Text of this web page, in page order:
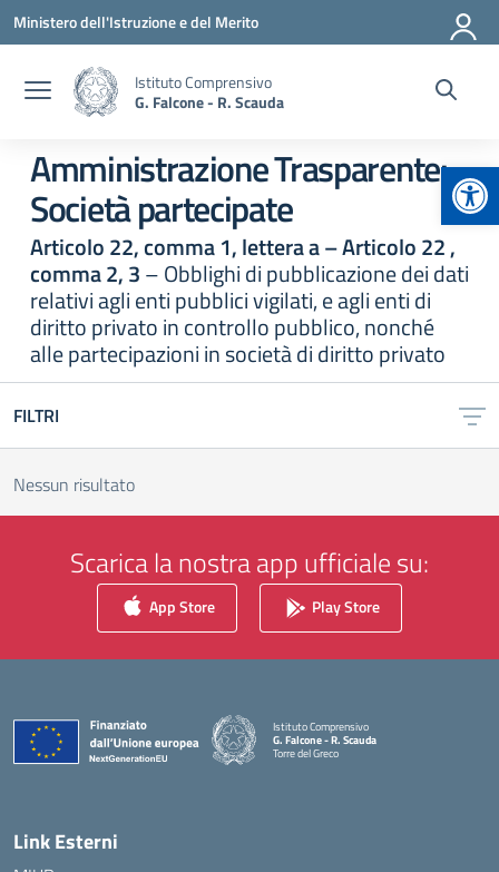
Vai ai contenuti
Vai al menu di navigazione
Vai al footer
Ministero dell'Istruzione e del Merito
Istituto Comprensivo
G. Falcone - R. Scauda
Amministrazione Trasparente:
Società partecipate
Articolo 22, comma 1, lettera a – Articolo 22 ,
comma 2, 3– Obblighi di pubblicazione dei dati
relativi agli enti pubblici vigilati, e agli enti di
diritto privato in controllo pubblico, nonché
alle partecipazioni in società di diritto privato
FILTRI
Nessun risultato
Scarica la nostra app ufficiale su:
App Store Play Store
Istituto Comprensivo
G. Falcone - R. Scauda
Torre del Greco
Link Esterni